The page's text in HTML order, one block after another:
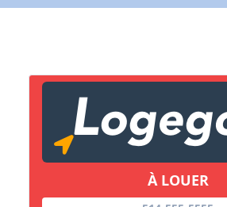
À LOUER
X Fermer
Copier lien
X Fermer